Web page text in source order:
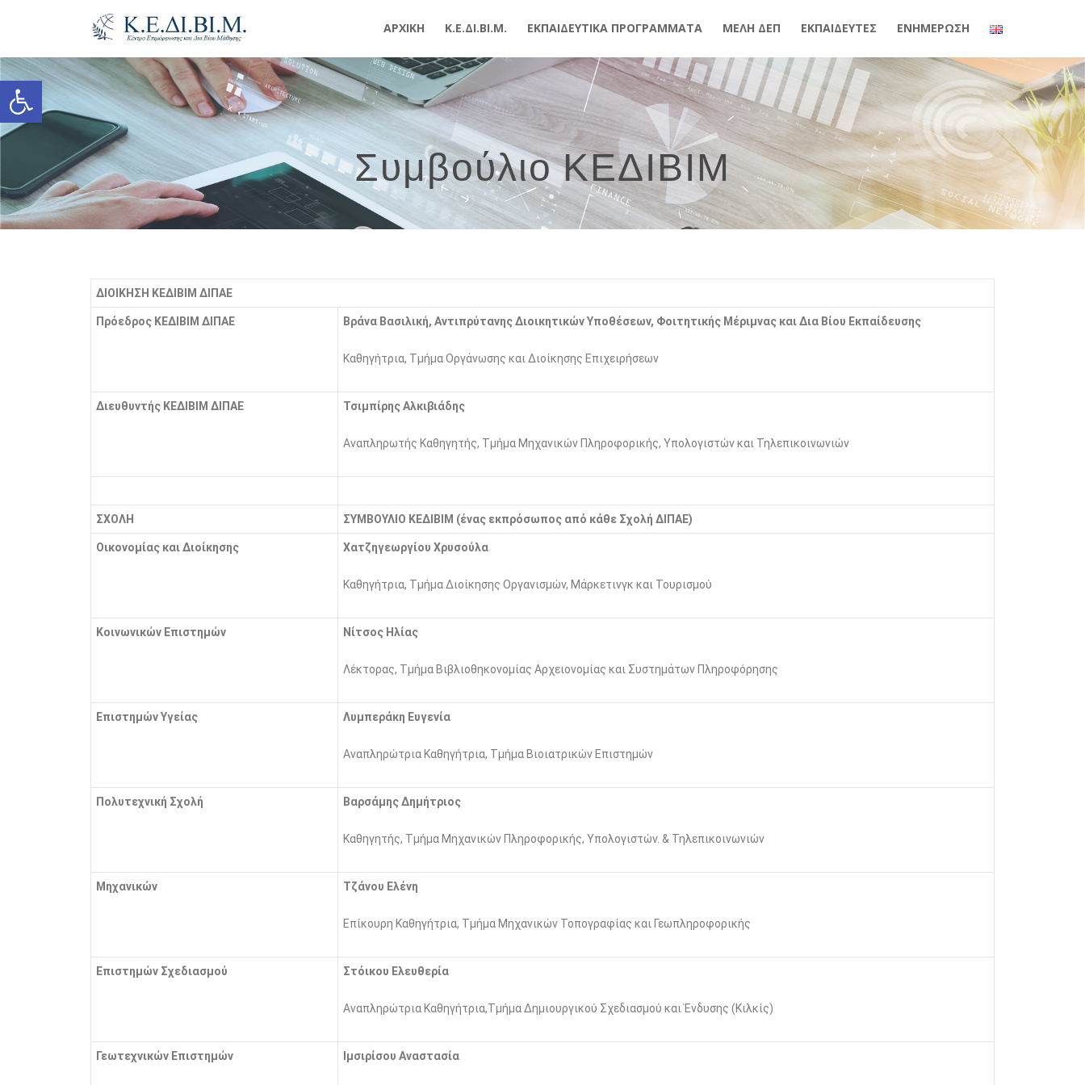
Ανοίξτε τη γραμμή εργαλείων
ΑΡΧΙΚΉ Κ.Ε.ΔΙ.ΒΙ.Μ. ΕΚΠΑΙΔΕΥΤΙΚΆ ΠΡΟΓΡΆΜΜΑΤΑ ΜΕΛΗ ΔΕΠ ΕΚΠΑΙΔΕΥΤΕΣ ΕΝΗΜΕΡΩΣΗ
Συμβούλιο ΚΕΔΙΒΙΜ
ΔΙΟΙΚΗΣΗ ΚΕΔΙΒΙΜ ΔΙΠΑΕ
Πρόεδρος ΚΕΔΙΒΙΜ ΔΙΠΑΕ Βράνα Βασιλική, Αντιπρύτανης Διοικητικών Υποθέσεων, Φοιτητικής Μέριμνας και Δια Βίου Εκπαίδευσης
Καθηγήτρια, Τμήμα Οργάνωσης και Διοίκησης Επιχειρήσεων
Διευθυντής ΚΕΔΙΒΙΜ ΔΙΠΑΕ Τσιμπίρης Αλκιβιάδης
Αναπληρωτής Καθηγητής, Τμήμα Μηχανικών Πληροφορικής, Υπολογιστών και Τηλεπικοινωνιών
ΣΧΟΛΗ ΣΥΜΒΟΥΛΙΟ ΚΕΔΙΒΙΜ (ένας εκπρόσωπος από κάθε Σχολή ΔΙΠΑΕ)
Οικονομίας και Διοίκησης Χατζηγεωργίου Χρυσούλα
Καθηγήτρια, Τμήμα Διοίκησης Οργανισμών, Μάρκετινγκ και Τουρισμού
Κοινωνικών Επιστημών Νίτσος Ηλίας
Λέκτορας, Τμήμα Βιβλιοθηκονομίας Αρχειονομίας και Συστημάτων Πληροφόρησης
Επιστημών Υγείας Λυμπεράκη Ευγενία
Αναπληρώτρια Καθηγήτρια, Τμήμα Βιοιατρικών Επιστημών
Πολυτεχνική Σχολή Βαρσάμης Δημήτριος
Καθηγητής, Τμήμα Μηχανικών Πληροφορικής, Υπολογιστών. & Τηλεπικοινωνιών
Μηχανικών Τζάνου Ελένη
Επίκουρη Καθηγήτρια, Τμήμα Μηχανικών Τοπογραφίας και Γεωπληροφορικής
Επιστημών Σχεδιασμού Στόικου Ελευθερία
Αναπληρώτρια Καθηγήτρια,Τμήμα Δημιουργικού Σχεδιασμού και Ένδυσης (Κιλκίς)
Γεωτεχνικών Επιστημών Ιμσιρίσου Αναστασία